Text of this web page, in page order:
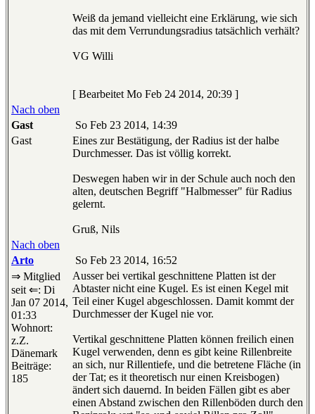
Weiß da jemand vielleicht eine Erklärung, wie sich
das mit dem Verrundungsradius tatsächlich verhält?
VG Willi
[ Bearbeitet Mo Feb 24 2014, 20:39 ]
Nach oben
Gast
So Feb 23 2014, 14:39
Gast
Eines zur Bestätigung, der Radius ist der halbe
Durchmesser. Das ist völlig korrekt.
Deswegen haben wir in der Schule auch noch den
alten, deutschen Begriff "Halbmesser" für Radius
gelernt.
Gruß, Nils
Nach oben
Arto
So Feb 23 2014, 16:52
⇒ Mitglied
seit ⇐: Di
Jan 07 2014,
01:33
Wohnort:
z.Z.
Dänemark
Beiträge:
185
Ausser bei vertikal geschnittene Platten ist der
Abtaster nicht eine Kugel. Es ist einen Kegel mit
Teil einer Kugel abgeschlossen. Damit kommt der
Durchmesser der Kugel nie vor.
Vertikal geschnittene Platten können freilich einen
Kugel verwenden, denn es gibt keine Rillenbreite
an sich, nur Rillentiefe, und die betretene Fläche (in
der Tat; es it theoretisch nur einen Kreisbogen)
ändert sich dauernd. In beiden Fällen gibt es aber
einen Abstand zwischen den Rillenböden durch den